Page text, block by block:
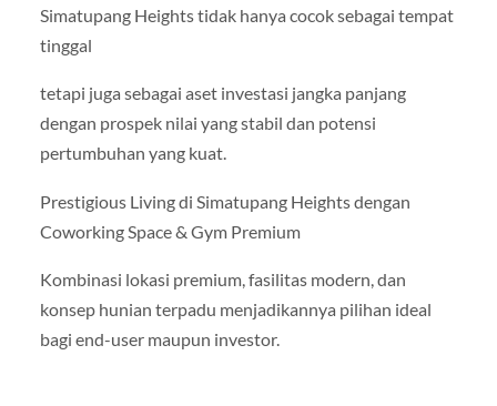
Simatupang Heights tidak hanya cocok sebagai tempat
tinggal
tetapi juga sebagai aset investasi jangka panjang
dengan prospek nilai yang stabil dan potensi
pertumbuhan yang kuat.
Prestigious Living di Simatupang Heights dengan
Coworking Space & Gym Premium
Kombinasi lokasi premium, fasilitas modern, dan
konsep hunian terpadu menjadikannya pilihan ideal
bagi end-user maupun investor.